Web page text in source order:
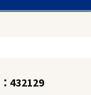
432129